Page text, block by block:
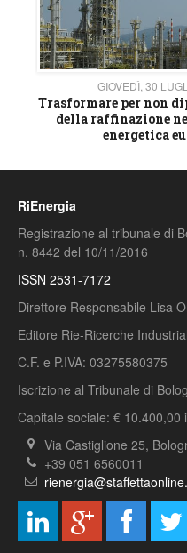
GIOVEDÌ, 30
Trasformare per non
della raffinazione
energetica
RiEnergia
Registrazione al tribunale di
n. 8442 del 10/11/2016
ISSN 2531-7172
Direttore Responsabile Lisa
Editore Rie-Ricerche
C.F. e P.IVA: 03275580375
Iscrizione al Tribunale di
Capitale sociale: € 10.400,00
Via Castiglione 25,
+39 051 6560011